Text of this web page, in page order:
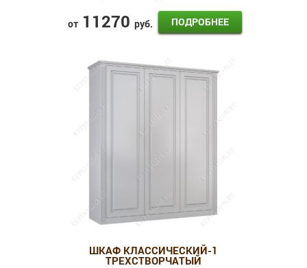
от 11270 руб. ПОДРОБНЕЕ
ШКАФ КЛАССИЧЕСКИЙ-1
ТРЕХСТВОРЧАТЫЙ